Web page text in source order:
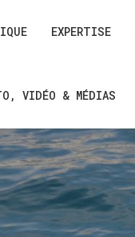
EXPERTISE
VIDÉO & MÉDIAS